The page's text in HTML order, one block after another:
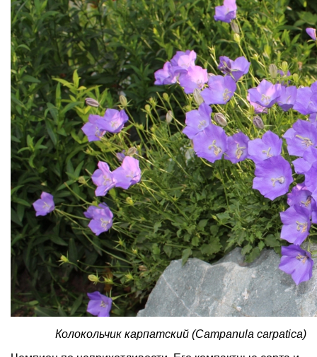
Колокольчик карпатский (Campanula сarpatica)